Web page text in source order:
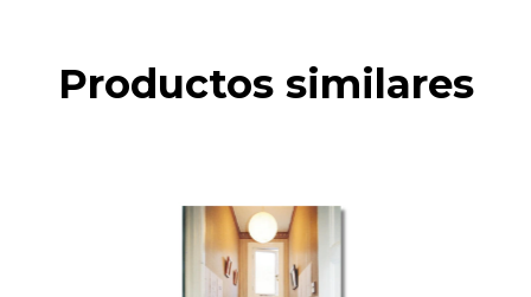
Productos similares